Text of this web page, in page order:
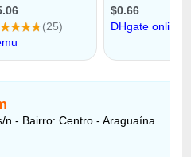
n - Bairro: Centro - Araguaína